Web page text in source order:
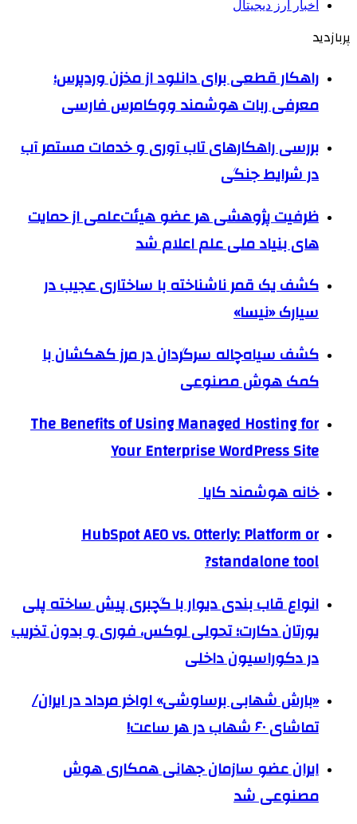
اخبار ارز دیجیتال
پربازدید
راهکار قطعی برای دانلود از مخزن وردپرس؛
معرفی ربات هوشمند ووکامرس فارسی
بررسی راهکارهای تاب آوری و خدمات مستمر آب
در شرایط جنگی
ظرفیت پژوهشی هر عضو هیئت‌علمی از حمایت
های بنیاد ملی علم اعلام شد
کشف یک قمر ناشناخته با ساختاری عجیب در
سیارک «نیسا»
کشف سیاه‌چاله سرگردان در مرز کهکشان با
کمک هوش مصنوعی
The Benefits of Using Managed Hosting for
Your Enterprise WordPress Site
خانه هوشمند کایا
HubSpot AEO vs. Otterly: Platform or
standalone tool?
انواع قاب بندی دیوار با گچبری پیش ساخته پلی
یورتان دکارت؛ تحولی لوکس، فوری و بدون تخریب
در دکوراسیون داخلی
«بارش شهابی برساوشی» اواخر مرداد در ایران/
تماشای ۶۰ شهاب در هر ساعت!
ایران عضو سازمان جهانی همکاری هوش
مصنوعی شد